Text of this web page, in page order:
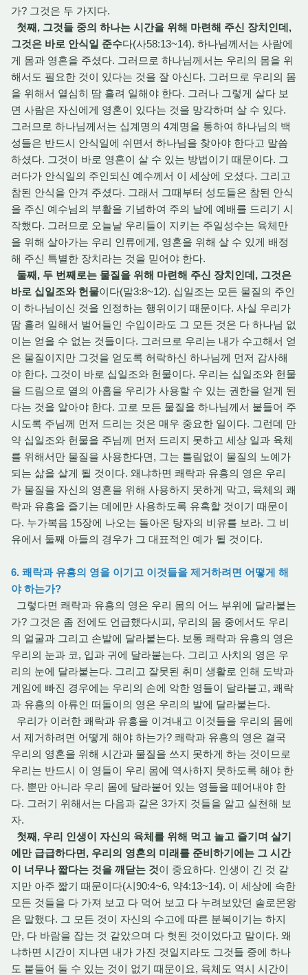
가? 그것은 두 가지다.
첫째, 그것들 중의 하나는 시간을 위해 마련해 주신 장치인데,
그것은 바로 안식일 준수다(사58:13~14). 하나님께서는 사람에
게 몸과 영혼을 주셨다. 그러므로 하나님께서는 우리의 몸을 위
해서도 필요한 것이 있다는 것을 잘 아신다. 그러므로 우리의 몸
을 위해서 열심히 땀 흘려 일해야 한다. 그러나 그렇게 살다 보
면 사람은 자신에게 영혼이 있다는 것을 망각하며 살 수 있다.
그러므로 하나님께서는 십계명의 4계명을 통하여 하나님의 백
성들은 반드시 안식일에 쉬면서 하나님을 찾아야 한다고 말씀
하셨다. 그것이 바로 영혼이 살 수 있는 방법이기 때문이다. 그
러다가 안식일의 주인되신 예수께서 이 세상에 오셨다. 그리고
참된 안식을 안겨 주셨다. 그래서 그때부터 성도들은 참된 안식
을 주신 예수님의 부활을 기념하여 주의 날에 예배를 드리기 시
작했다. 그러므로 오늘날 우리들이 지키는 주일성수는 육체만
을 위해 살아가는 우리 인류에게, 영혼을 위해 살 수 있게 배정
해 주신 특별한 장치라는 것을 믿어야 한다.
둘째, 두 번째로는 물질을 위해 마련해 주신 장치인데, 그것은
바로 십일조와 헌물이다(말3:8~12). 십일조는 모든 물질의 주인
이 하나님이신 것을 인정하는 행위이기 때문이다. 사실 우리가
땀 흘려 일해서 벌어들인 수입이라도 그 모든 것은 다 하나님 없
이는 얻을 수 없는 것들이다. 그러므로 우리는 내가 수고해서 얻
은 물질이지만 그것을 얻도록 허락하신 하나님께 먼저 감사해
야 한다. 그것이 바로 십일조와 헌물이다. 우리는 십일조와 헌물
을 드림으로 열의 아홉을 우리가 사용할 수 있는 권한을 얻게 된
다는 것을 알아야 한다. 고로 모든 물질을 하나님께서 붙들어 주
시도록 주님께 먼저 드리는 것은 매우 중요한 일이다. 그런데 만
약 십일조와 헌물을 주님께 먼저 드리지 못하고 세상 일과 육체
를 위해서만 물질을 사용한다면, 그는 틀림없이 물질의 노예가
되는 삶을 살게 될 것이다. 왜냐하면 쾌락과 유흥의 영은 우리
가 물질을 자신의 영혼을 위해 사용하지 못하게 막고, 육체의 쾌
락과 유흥을 즐기는 데에만 사용하도록 유혹할 것이기 때문이
다. 누가복음 15장에 나오는 돌아온 탕자의 비유를 보라. 그 비
유에서 둘째 아들의 경우가 그 대표적인 예가 될 것이다.
6. 쾌락과 유흥의 영을 이기고 이것들을 제거하려면 어떻게 해
야 하는가?
그렇다면 쾌락과 유흥의 영은 우리 몸의 어느 부위에 달라붙는
가? 그것은 좀 전에도 언급했다시피, 우리의 몸 중에서도 우리
의 얼굴과 그리고 손발에 달라붙는다. 보통 쾌락과 유흥의 영은
우리의 눈과 코, 입과 귀에 달라붙는다. 그리고 사치의 영은 우
리의 눈에 달라붙는다. 그리고 잘못된 취미 생활로 인해 도박과
게임에 빠진 경우에는 우리의 손에 악한 영들이 달라붙고, 쾌락
과 유흥의 아류인 떠돌이의 영은 우리의 발에 달라붙는다.
우리가 이러한 쾌락과 유흥을 이겨내고 이것들을 우리의 몸에
서 제거하려면 어떻게 해야 하는가? 쾌락과 유흥의 영은 결국
우리의 영혼을 위해 시간과 물질을 쓰지 못하게 하는 것이므로
우리는 반드시 이 영들이 우리 몸에 역사하지 못하도록 해야 한
다. 뿐만 아니라 우리 몸에 달라붙어 있는 영들을 떼어내야 한
다. 그러기 위해서는 다음과 같은 3가지 것들을 알고 실천해 보
자.
첫째, 우리 인생이 자신의 육체를 위해 먹고 놀고 즐기며 살기
에만 급급하다면, 우리의 영혼의 미래를 준비하기에는 그 시간
이 너무나 짧다는 것을 깨닫는 것이 중요하다. 인생이 긴 것 같
지만 아주 짧기 때문이다(시90:4~6, 약4:13~14). 이 세상에 속한
모든 것들을 다 가져 보고 다 먹어 보고 다 누려보았던 솔로몬왕
은 말했다. 그 모든 것이 자신의 수고에 따른 분복이기는 하지
만, 다 바람을 잡는 것 같았으며 다 헛된 것이었다고 말이다. 왜
냐하면 시간이 지나면 내가 가진 것일지라도 그것들 중에 하나
도 붙들어 둘 수 있는 것이 없기 때문이요, 육체도 역시 시간이